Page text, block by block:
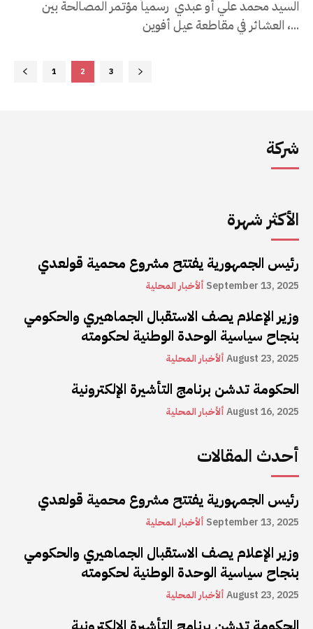
السيد محمد علي أو عبدي رسمياً مؤتمر المصالحة بين
العشائر في مقاطعة عيل أفوين ،...
1 2 3
شركة
الأكثر شهرة
رئيس الجمهورية يفتتح مشروع محمية قولعدي
ألأخبار المحلية September 13, 2025
وزير الإعلام يصف الاستقبال الجماهيري والحكومي
بنجاح سياسية الوحدة الوطنية لحكومته
ألأخبار المحليةAugust 23, 2025
الحكومة تدشن برنامج التأشيرة الإلكترونية
ألأخبار المحليةAugust 16, 2025
أحدث المقالات
رئيس الجمهورية يفتتح مشروع محمية قولعدي
ألأخبار المحلية September 13, 2025
وزير الإعلام يصف الاستقبال الجماهيري والحكومي
بنجاح سياسية الوحدة الوطنية لحكومته
ألأخبار المحليةAugust 23, 2025